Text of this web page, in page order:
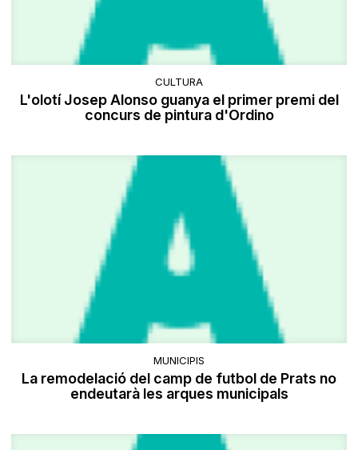
CULTURA
L'olotí Josep Alonso guanya el primer premi del
concurs de pintura d'Ordino
MUNICIPIS
La remodelació del camp de futbol de Prats no
endeutarà les arques municipals